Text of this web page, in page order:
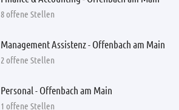
8 offene Stellen
Management Assistenz - Offenbach am Main
2 offene Stellen
Personal - Offenbach am Main
1 offene Stellen